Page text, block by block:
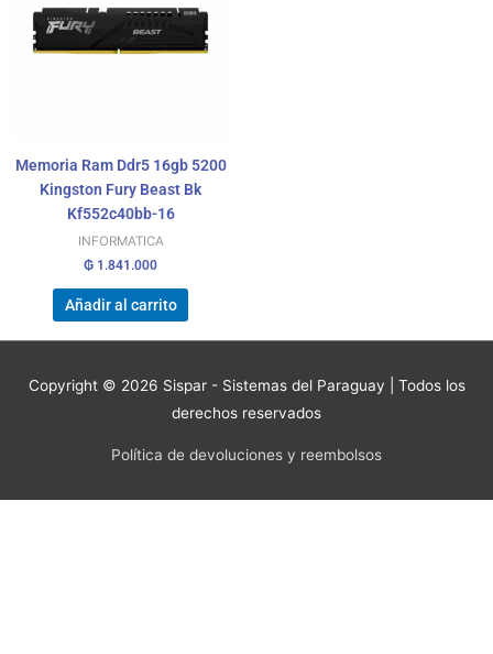
Memoria Ram Ddr5 16gb 5200
Kingston Fury Beast Bk
Kf552c40bb-16
INFORMATICA
₲ 1.841.000
Añadir al carrito
Copyright © 2026 Sispar - Sistemas del Paraguay | Todos los
derechos reservados
Política de devoluciones y reembolsos